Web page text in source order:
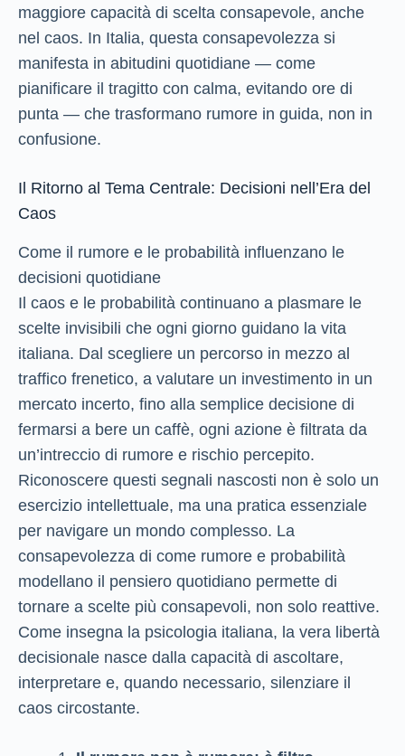
maggiore capacità di scelta consapevole, anche
nel caos. In Italia, questa consapevolezza si
manifesta in abitudini quotidiane — come
pianificare il tragitto con calma, evitando ore di
punta — che trasformano rumore in guida, non in
confusione.
Il Ritorno al Tema Centrale: Decisioni nell’Era del
Caos
Come il rumore e le probabilità influenzano le
decisioni quotidiane
Il caos e le probabilità continuano a plasmare le
scelte invisibili che ogni giorno guidano la vita
italiana. Dal scegliere un percorso in mezzo al
traffico frenetico, a valutare un investimento in un
mercato incerto, fino alla semplice decisione di
fermarsi a bere un caffè, ogni azione è filtrata da
un’intreccio di rumore e rischio percepito.
Riconoscere questi segnali nascosti non è solo un
esercizio intellettuale, ma una pratica essenziale
per navigare un mondo complesso. La
consapevolezza di come rumore e probabilità
modellano il pensiero quotidiano permette di
tornare a scelte più consapevoli, non solo reattive.
Come insegna la psicologia italiana, la vera libertà
decisionale nasce dalla capacità di ascoltare,
interpretare e, quando necessario, silenziare il
caos circostante.